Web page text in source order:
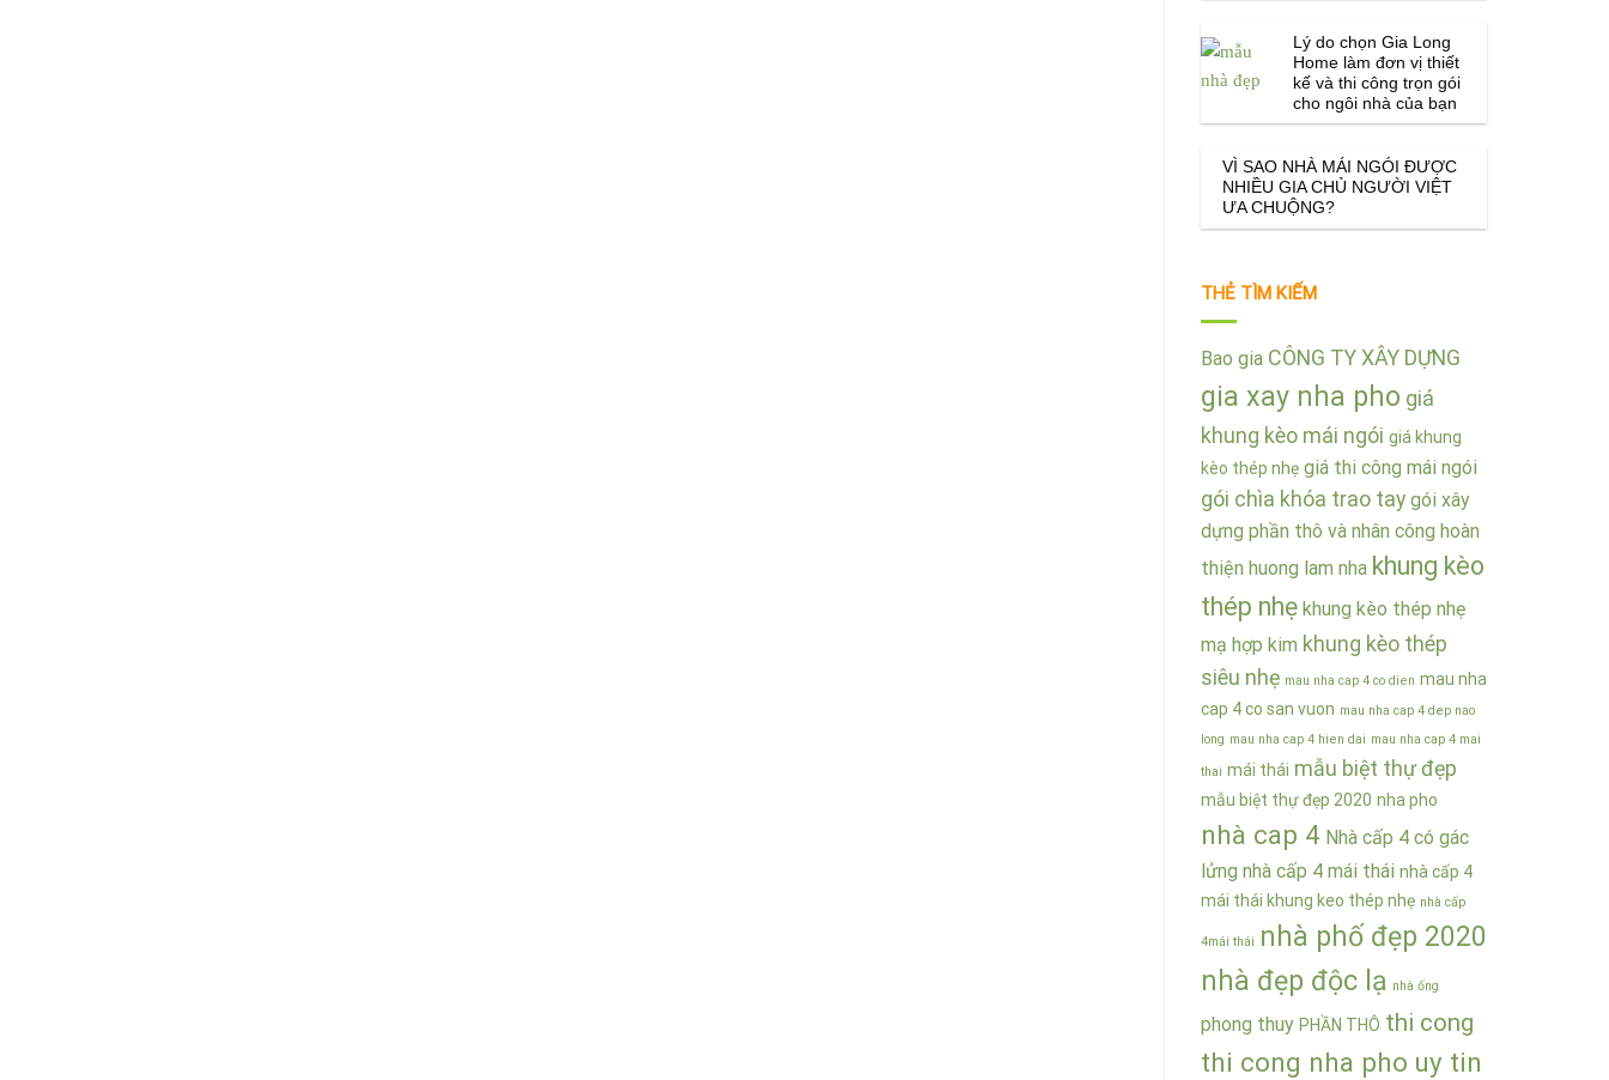
Lý do chọn Gia Long
Home làm đơn vị thiết
kế và thi công trọn gói
cho ngôi nhà của bạn
VÌ SAO NHÀ MÁI NGÓI ĐƯỢC
NHIỀU GIA CHỦ NGƯỜI VIỆT
ƯA CHUỘNG?
THẺ TÌM KIẾM
Bao gia CÔNG TY XÂY DỰNG
gia xay nha pho giá
khung kèo mái ngói giá khung
kèo thép nhẹ giá thi công mái ngói
gói chìa khóa trao tay gói xây
dựng phần thô và nhân công hoàn
thiện huong lam nha khung kèo
thép nhẹ khung kèo thép nhẹ
mạ hợp kim khung kèo thép
siêu nhẹ mau nha cap 4 co dien mau nha
cap 4 co san vuon mau nha cap 4 dep nao
long mau nha cap 4 hien dai mau nha cap 4 mai
thai mái thái mẫu biệt thự đẹp
mẫu biệt thự đẹp 2020 nha pho
nhà cap 4 Nhà cấp 4 có gác
lửng nhà cấp 4 mái thái nhà cấp 4
mái thái khung keo thép nhẹ nhà cấp
4mái thái nhà phố đẹp 2020
nhà đẹp độc lạ nhà ống
phong thuy PHẦN THÔ thi cong
thi cong nha pho uy tin